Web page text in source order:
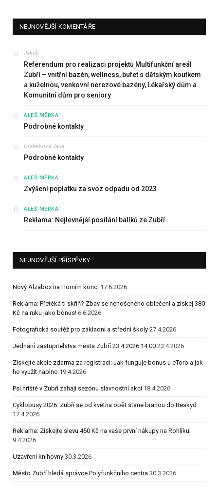
NEJNOVĚJŠÍ KOMENTÁŘE
Jakub:
Referendum pro realizaci projektu Multifunkční areál
Zubří – vnitřní bazén, wellness, bufet s dětským koutkem
a kuželnou, venkovní nerezové bazény, Lékařský dům a
Komunitní dům pro seniory
ALEŠ MĚRKA:
Podrobné kontakty
Onderkova Jana:
Podrobné kontakty
ALEŠ MĚRKA:
Zvýšení poplatku za svoz odpadu od 2023
ALEŠ MĚRKA:
Reklama: Nejlevnější posílání balíků ze Zubří
NEJNOVĚJŠÍ PŘÍSPĚVKY
Nový Alzabox na Horním konci 17.6.2026
Reklama: Přetéká ti skříň? Zbav se nenošeného oblečení a získej 380
Kč na ruku jako bonus! 6.6.2026
Fotografická soutěž pro základní a střední školy 27.4.2026
Jednání zastupitelstva města Zubří 23.4.2026 14:00 23.4.2026
Získejte akcie zdarma za registraci: Jak funguje bonus u eToro a jak
ho využít naplno 19.4.2026
Psí hřiště v Zubří zahájí sezónu slavnostní akcí 18.4.2026
Cyklobusy 2026: Zubří se od května opět stane branou do Beskyd
17.4.2026
Reklama: Získejte slevu 450 Kč na vaše první nákupy na Rohlíku!
9.4.2026
Uzavření knihovny 30.3.2026
Město Zubří hledá správce Polyfunkčního centra 30.3.2026